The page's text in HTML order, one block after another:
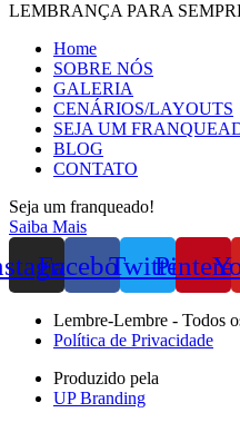
LEMBRANÇA PARA
Home
SOBRE NÓS
GALERIA
CENÁRIOS/LAYOUTS
SEJA UM
BLOG
CONTATO
Seja um franqueado!
Saiba Mais
FacebookTwitter
Lembre-Lembre - Todos
Política de Privacidade
Produzido pela
UP Branding